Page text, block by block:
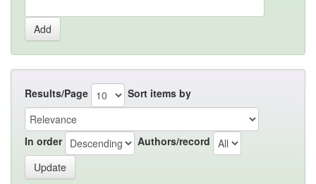
Results/Page Sort items by
In order Authors/record